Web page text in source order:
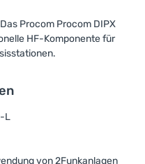
Das Procom Procom DIPX
HF-Komponente für
L
von 2Funkanlagen